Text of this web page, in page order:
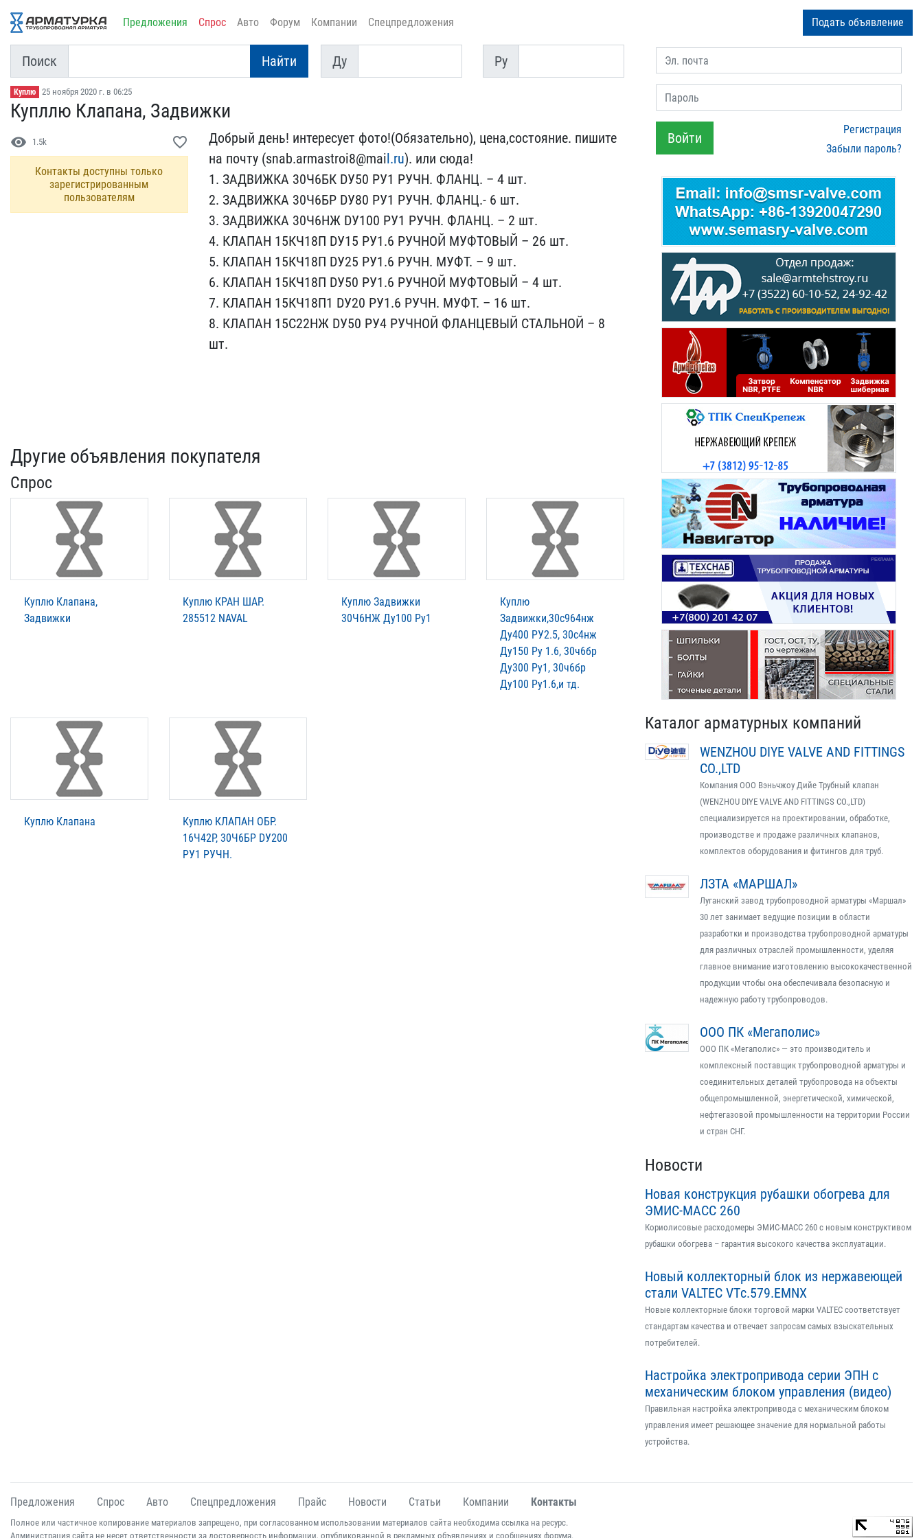
Предложения Спрос Авто Форум Компании Спецпредложения Подать объявление
Поиск Найти
Ду
Ду
Py
Py
Куплю 25 ноября 2020 г. в 06:25
Купллю Клапана, Задвижки
visibility 1.5k favorite_border
Контакты доступны только
зарегистрированным
пользователям
Добрый день! интересует ​фото!(Обязательно), цена​,состояние. пишите
на по​чту (snab.armastroi8@mai​l.ru). или сюда!
1. ЗАДВ​ИЖКА 30Ч6БК DУ50 PУ1 РУЧ​Н. ФЛАНЦ. – 4 шт.
2. ЗАД​ВИЖКА 30Ч6БР DУ80 PУ1 РУ​ЧН. ФЛАНЦ.- 6 шт.
3. ЗАД​ВИЖКА 30Ч6НЖ DУ100 PУ1 Р​УЧН. ФЛАНЦ. – 2 шт.
4. К​ЛАПАН 15КЧ18П DУ15 PУ1.6​ РУЧНОЙ МУФТОВЫЙ – 26 шт​.
5. КЛАПАН 15КЧ18П DУ25​ PУ1.6 РУЧН. МУФТ. – 9 ш​т.
6. КЛАПАН 15КЧ18П DУ5​0 PУ1.6 РУЧНОЙ МУФТОВЫЙ ​– 4 шт.
7. КЛАПАН 15КЧ18​П1 DУ20 PУ1.6 РУЧН. МУФТ​. – 16 шт.
8. КЛАПАН 15С​22НЖ DУ50 PУ4 РУЧНОЙ ФЛА​НЦЕВЫЙ СТАЛЬНОЙ – 8
шт.
Другие объявления покупателя
Спрос
Куплю Клапана,
Задвижки
Куплю КРАН ШАР.
285512 NAVAL
Куплю Задвижки
30Ч6НЖ Ду100 Ру1
Куплю
Задвижки,30с964нж
Ду400 РУ2.5, 30с4нж
Ду150 Ру 1.6, 30ч6бр
Ду300 Ру1, 30ч6бр
Ду100 Ру1.6,и тд.
Куплю Клапана
Куплю КЛАПАН ОБР.
16Ч42Р, 30Ч6БР DУ200
PУ1 РУЧН.
Эл. почта
Пароль
Войти
Регистрация
Забыли пароль?
Каталог арматурных компаний
WENZHOU DIYE VALVE AND FITTINGS
CO.,LTD
Компания ООО Вэньчжоу Дийе Трубный клапан
(WENZHOU DIYE VALVE AND FITTINGS CO.,LTD)
специализируется на проектировании, обработке,
производстве и продаже различных клапанов,
комплектов оборудования и фитингов для труб.
ЛЗТА «МАРШАЛ»
Луганский завод трубопроводной арматуры «Маршал»
30 лет занимает ведущие позиции в области
разработки и производства трубопроводной арматуры
для различных отраслей промышленности, уделяя
главное внимание изготовлению высококачественной
продукции чтобы она обеспечивала безопасную и
надежную работу трубопроводов.
ООО ПК «Мегаполис»
ООО ПК «Мегаполис» — это производитель и
комплексный поставщик трубопроводной арматуры и
соединительных деталей трубопровода на объекты
общепромышленной, энергетической, химической,
нефтегазовой промышленности на территории России
и стран СНГ.
Новости
Новая конструкция рубашки обогрева для
ЭМИС-МАСС 260
Кориолисовые расходомеры ЭМИС-МАСС 260 с новым конструктивом
рубашки обогрева – гарантия высокого качества эксплуатации.
Новый коллекторный блок из нержавеющей
стали VALTEC VTс.579.EMNX
Новые коллекторные блоки торговой марки VALTEC соответствует
стандартам качества и отвечает запросам самых взыскательных
потребителей.
Настройка электропривода серии ЭПН с
механическим блоком управления (видео)
Правильная настройка электропривода с механическим блоком
управления имеет решающее значение для нормальной работы
устройства.
Предложения Спрос Авто Спецпредложения Прайс Новости Статьи Компании Контакты
Полное или частичное копирование материалов запрещено, при согласованном использовании материалов сайта необходима ссылка на ресурс.
Администрация сайта не несет ответственности за достоверность информации, опубликованной в рекламных объявлениях и сообщениях форума.